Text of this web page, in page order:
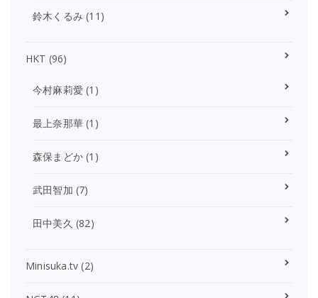
鈴木くるみ (11)
HKT (96)
今村麻莉愛 (1)
最上奈那華 (1)
森保まどか (1)
武田智加 (7)
田中美久 (82)
Minisuka.tv (2)